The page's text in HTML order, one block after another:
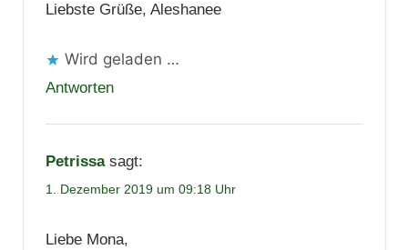
Liebste Grüße, Aleshanee
Wird geladen …
Antworten
Petrissa sagt:
1. Dezember 2019 um 09:18 Uhr
Liebe Mona,